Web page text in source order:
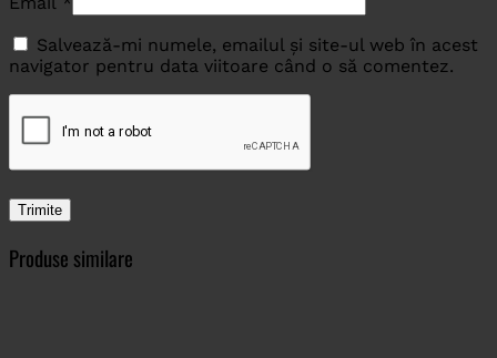
Salvează-mi numele, emailul și site-ul web în acest
navigator pentru data viitoare când o să comentez.
Produse similare